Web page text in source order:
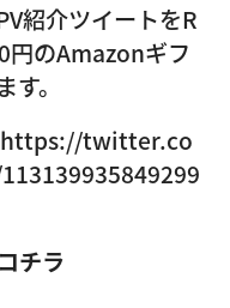
紹介ツイートをR
円のAmazonギフ
。
https://twitter.co
チラ